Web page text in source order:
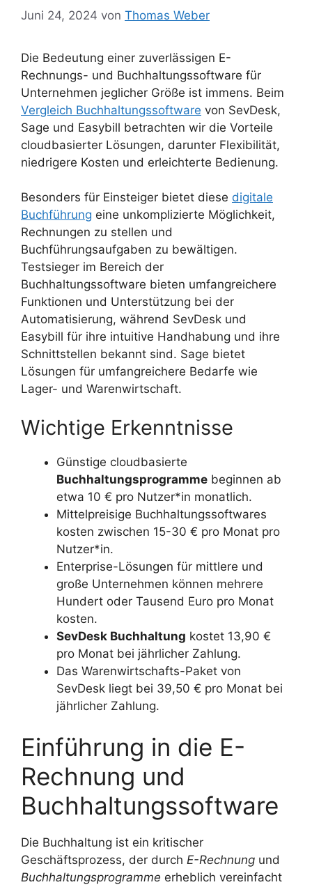
Juni 24, 2024 von Thomas Weber
Die Bedeutung einer zuverlässigen E-
Rechnungs- und Buchhaltungssoftware für
Unternehmen jeglicher Größe ist immens. Beim
Vergleich Buchhaltungssoftware von SevDesk,
Sage und Easybill betrachten wir die Vorteile
cloudbasierter Lösungen, darunter Flexibilität,
niedrigere Kosten und erleichterte Bedienung.
Besonders für Einsteiger bietet diese digitale
Buchführung eine unkomplizierte Möglichkeit,
Rechnungen zu stellen und
Buchführungsaufgaben zu bewältigen.
Testsieger im Bereich der
Buchhaltungssoftware bieten umfangreichere
Funktionen und Unterstützung bei der
Automatisierung, während SevDesk und
Easybill für ihre intuitive Handhabung und ihre
Schnittstellen bekannt sind. Sage bietet
Lösungen für umfangreichere Bedarfe wie
Lager- und Warenwirtschaft.
Wichtige Erkenntnisse
Günstige cloudbasierte
Buchhaltungsprogramme beginnen ab
etwa 10 € pro Nutzer*in monatlich.
Mittelpreisige Buchhaltungssoftwares
kosten zwischen 15-30 € pro Monat pro
Nutzer*in.
Enterprise-Lösungen für mittlere und
große Unternehmen können mehrere
Hundert oder Tausend Euro pro Monat
kosten.
SevDesk Buchhaltung kostet 13,90 €
pro Monat bei jährlicher Zahlung.
Das Warenwirtschafts-Paket von
SevDesk liegt bei 39,50 € pro Monat bei
jährlicher Zahlung.
Einführung in die E-
Rechnung und
Buchhaltungssoftware
Die Buchhaltung ist ein kritischer
Geschäftsprozess, der durch E-Rechnung und
Buchhaltungsprogramme erheblich vereinfacht